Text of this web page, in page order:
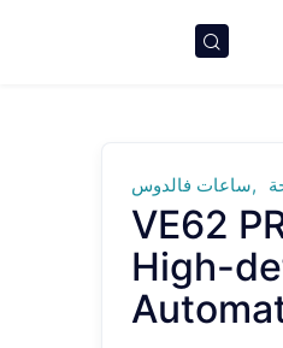
ساعات فالدوس
VE62
High-